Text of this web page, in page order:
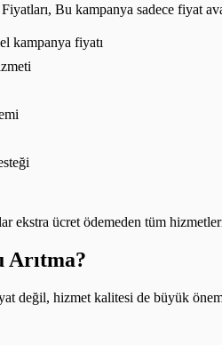
Bu kampanya sadece fiyat
kampanya fiyatı
ekstra ücret ödemeden tüm
Arıtma?
değil, hizmet kalitesi de büyük